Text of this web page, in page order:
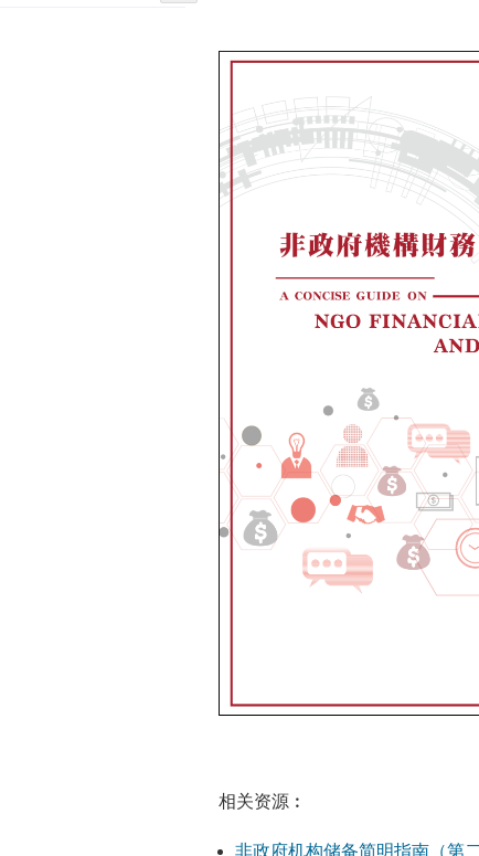
相关资源︰
非政府机构储备简明指南（第二